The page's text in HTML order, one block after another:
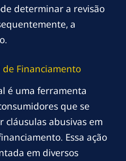
determinar a revisão
a
de Financiamento
é uma ferramenta
que se
cláusulas abusivas em
Essa ação
em diversos